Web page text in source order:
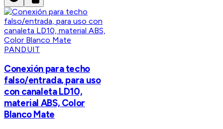
PANDUIT
Conexión para techo
falso/entrada, para uso
con canaleta LD10,
material ABS, Color
Blanco Mate